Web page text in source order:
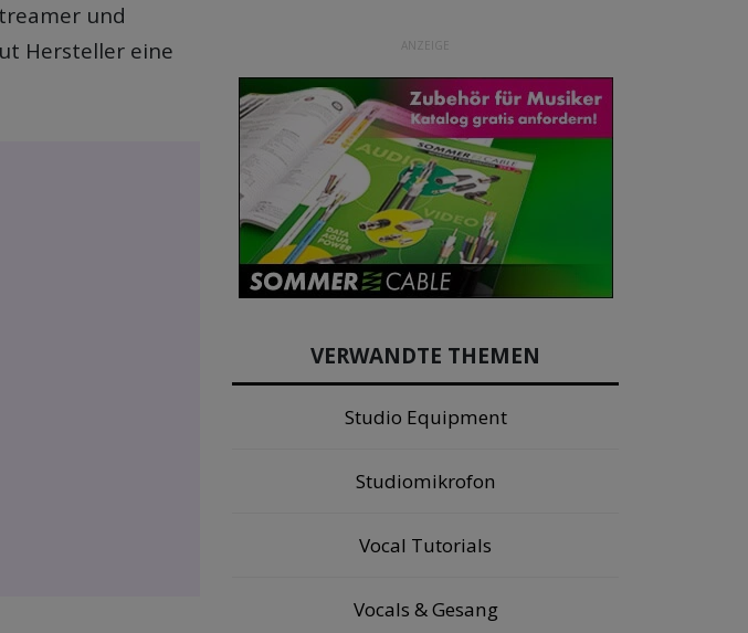
und
Hersteller eine
ANZEIGE
VERWANDTE THEMEN
Studio Equipment
Studiomikrofon
Vocal Tutorials
Vocals & Gesang